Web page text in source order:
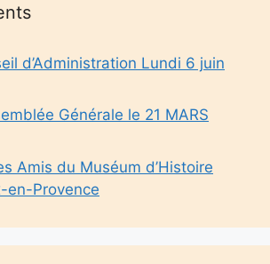
d’Administration Lundi 6 juin
Générale le 21 MARS
Amis du Muséum d’Histoire
en-Provence